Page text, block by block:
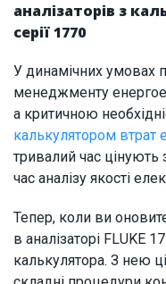
аналізаторів з
серії 1770
У динамічних умовах
менеджменту
а критичною
калькулятором втрат
тривалий час цінують
час аналізу якості
Тепер, коли ви
в аналізаторі FLUKE
калькулятора. З нею